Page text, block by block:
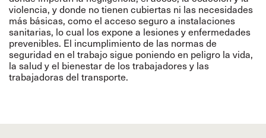
violencia, y donde no tienen cubiertas ni las necesidades
más básicas, como el acceso seguro a instalaciones
sanitarias, lo cual los expone a lesiones y enfermedades
prevenibles. El incumplimiento de las normas de
seguridad en el trabajo sigue poniendo en peligro la vida,
la salud y el bienestar de los trabajadores y las
trabajadoras del transporte.